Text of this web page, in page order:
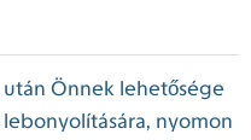
Önnek lehetősége
nyomon